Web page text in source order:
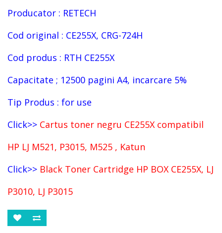
Producator : RETECH
Cod original : CE255X, CRG-724H
Cod produs : RTH CE255X
Capacitate ; 12500 pagini A4, incarcare 5%
Tip Produs : for use
Click>> Cartus toner negru CE255X compatibil
HP LJ M521, P3015, M525 , Katun
Click>> Black Toner Cartridge HP BOX CE255X, LJ
P3010, LJ P3015